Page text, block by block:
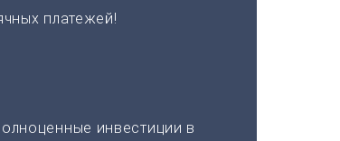
платежей!
инвестиции в